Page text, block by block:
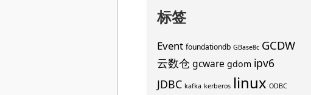
标签
Event foundationdb GBase8c GCDW
云数仓 gcware gdom ipv6
JDBC kafka kerberos linux ODBC